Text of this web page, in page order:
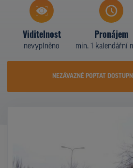
CENY
Z PRAXE
KDO JSME
Viditelnost
nevyplněno
Pronájem
min. 1 kalendářní
NEZÁVAZNĚ POPTAT